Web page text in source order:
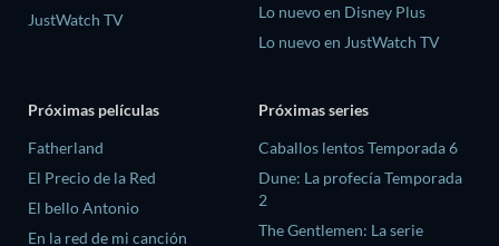
JustWatch TV
Lo nuevo en Disney Plus
Lo nuevo en JustWatch TV
Próximas películas
Fatherland
El Precio de la Red
El bello Antonio
En la red de mi canción
Próximas series
Caballos lentos Temporada 6
Dune: La profecía Temporada
2
The Gentlemen: La serie